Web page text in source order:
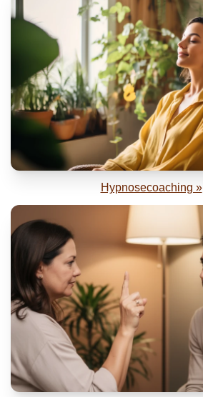
Hypnosecoaching »